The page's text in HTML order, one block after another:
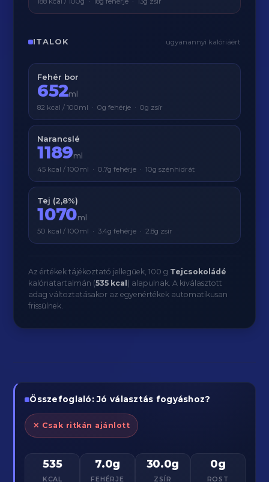
ITALOK ugyanannyi kalóriáért
Fehér bor
652ml
82 kcal / 100ml · 0g fehérje · 0g zsír
Narancslé
1189ml
45 kcal / 100ml · 0.7g fehérje · 10g szénhidrát
Tej (2,8%)
1070ml
50 kcal / 100ml · 3.4g fehérje · 2.8g zsír
Az értékek tájékoztató jellegűek, 100 g Tejcsokoládé
kalóriatartalmán (535 kcal ) alapulnak. A kiválasztott
adag változtatásakor az egyenértékek automatikusan
frissülnek.
Összefoglaló: Jó választás fogyáshoz?
✕ Csak ritkán ajánlott
535
KCAL
7.0g
FEHÉRJE
30.0g
ZSÍR
0g
ROST